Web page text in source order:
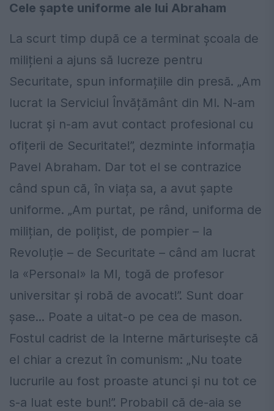
Cele șapte uniforme ale lui Abraham
La scurt timp după ce a terminat școala de
milițieni a ajuns să lucreze pentru
Securitate, spun informațiile din presă. „Am
lucrat la Serviciul Învățământ din MI. N-am
lucrat și n-am avut contact profesional cu
ofițerii de Securitate!”, dezminte informația
Pavel Abraham. Dar tot el se contrazice
când spun că, în viața sa, a avut șapte
uniforme. „Am purtat, pe rând, uniforma de
milițian, de polițist, de pompier – la
Revoluție – de Securitate – când am lucrat
la «Personal» la MI, togă de profesor
universitar și robă de avocat!”. Sunt doar
șase... Poate a uitat-o pe cea de mason.
Fostul cadrist de la Interne mărturisește că
el chiar a crezut în comunism: „Nu toate
lucrurile au fost proaste atunci și nu tot ce
s-a luat este bun!”. Probabil că de-aia se